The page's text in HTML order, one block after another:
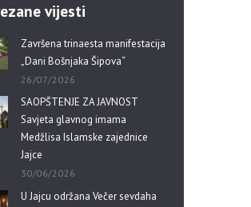
vijesti
Završena trinaesta manifestacija
„Dani Bošnjaka Šipova“
26/07/2026
SAOPŠTENJE ZA JAVNOST
Savjeta glavnog imama
Medžlisa Islamske zajednice
Jajce
30/06/2026
U Jajcu održana Večer sevdaha